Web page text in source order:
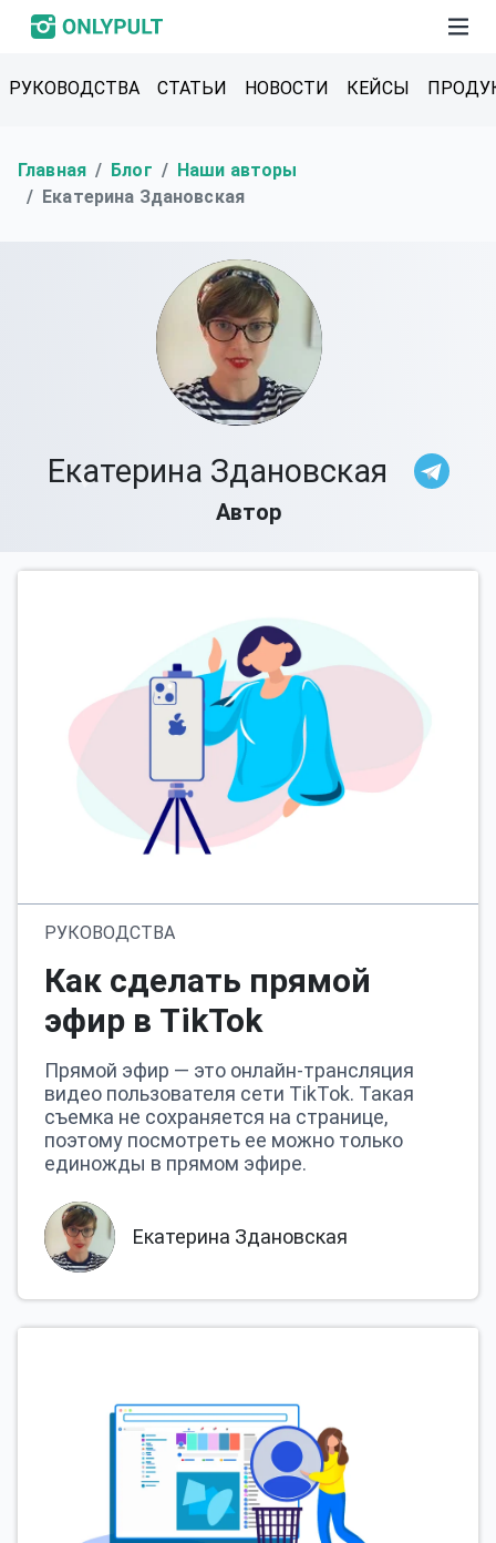
РУКОВОДСТВА СТАТЬИ НОВОСТИ КЕЙСЫ
Главная Блог
Наши авторы
Екатерина Здановская
Екатерина Здановская
Автор
РУКОВОДСТВА
Как сделать прямой
эфир в TikTok
Прямой эфир — это онлайн-трансляция
видео пользователя сети TikTok. Такая
съемка не сохраняется на странице,
поэтому посмотреть ее можно только
единожды в прямом эфире.
Екатерина Здановская